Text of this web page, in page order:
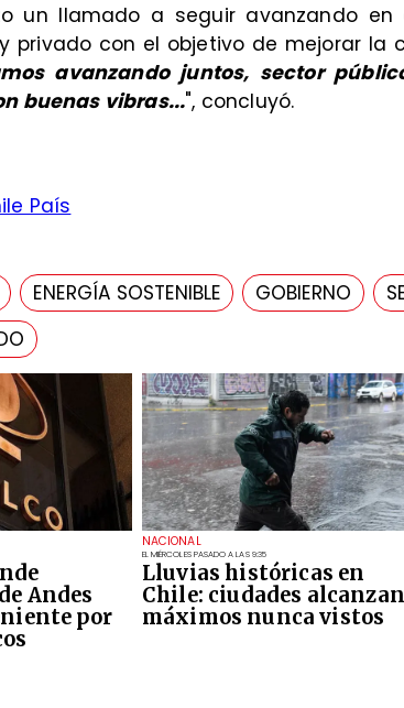
Andes
por
NACIONAL
EL MIÉRCOLES PASADO A LAS 9:35
Lluvias históricas en
Chile: ciudades alcanzan
máximos nunca vistos
un llamado a seguir avanzando
privado con el objetivo de mejorar la
avanzando juntos, sector
buenas vibras...", concluyó.
País
ENERGÍA SOSTENIBLE GOBIERNO